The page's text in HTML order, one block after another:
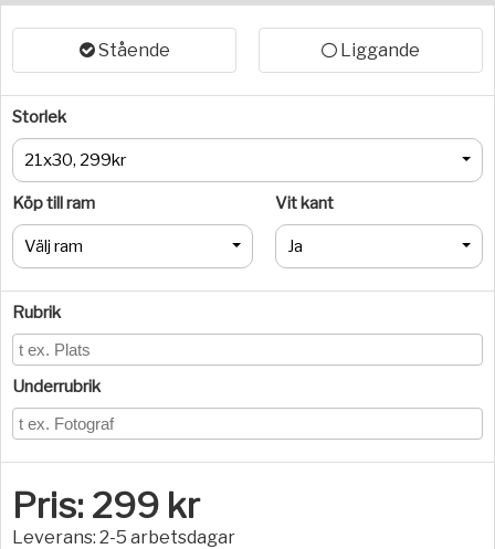
Stående Liggande
Storlek
21x30, 299kr
Köp till ram
Välj ram
Vit kant
Ja
Rubrik
Underrubrik
Pris: 299 kr
Leverans: 2-5 arbetsdagar